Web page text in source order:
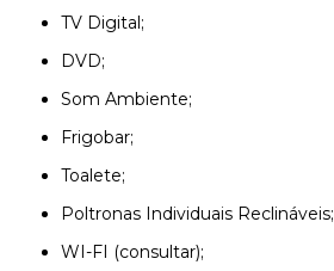
TV Digital;
DVD;
Som Ambiente;
Frigobar;
Toalete;
Poltronas Individuais Reclináveis;
WI-FI (consultar);